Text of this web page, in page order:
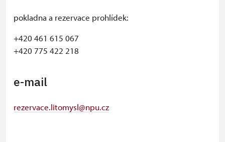
pokladna a rezervace prohlídek:
+420 461 615 067
+420 775 422 218
e-mail
rezervace.litomysl@npu.cz